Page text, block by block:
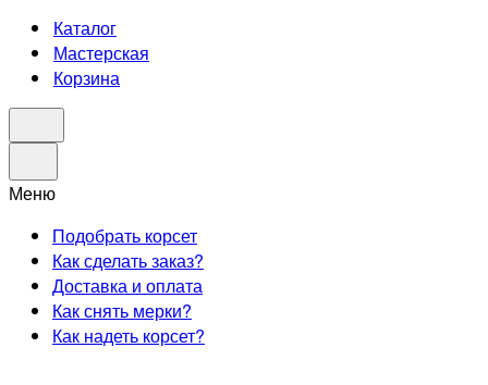
Каталог
Мастерская
Корзина
Меню
Подобрать корсет
Как сделать заказ?
Доставка и оплата
Как снять мерки?
Как надеть корсет?